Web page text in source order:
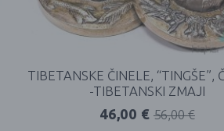
TIBETANSKE ČINELE, “TINGŠE”,
-TIBETANSKI ZMAJI
56,00€
46,00 €